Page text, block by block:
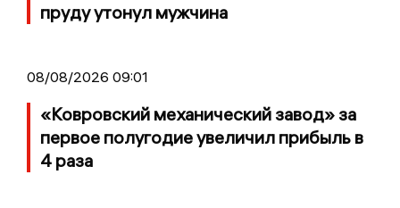
пруду утонул мужчина
08/08/2026 09:01
«Ковровский механический завод» за
первое полугодие увеличил прибыль в
4 раза